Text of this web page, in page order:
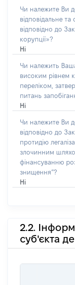
Чи належите Ви
відповідальне
відповідно до
корупції»?
Ні
Чи належить
високим рівнем
переліком,
питань
Ні
Чи належите Ви
відповідно до
протидію
злочинним
фінансуванню
знищення”?
Ні
2.2.
суб'єкта